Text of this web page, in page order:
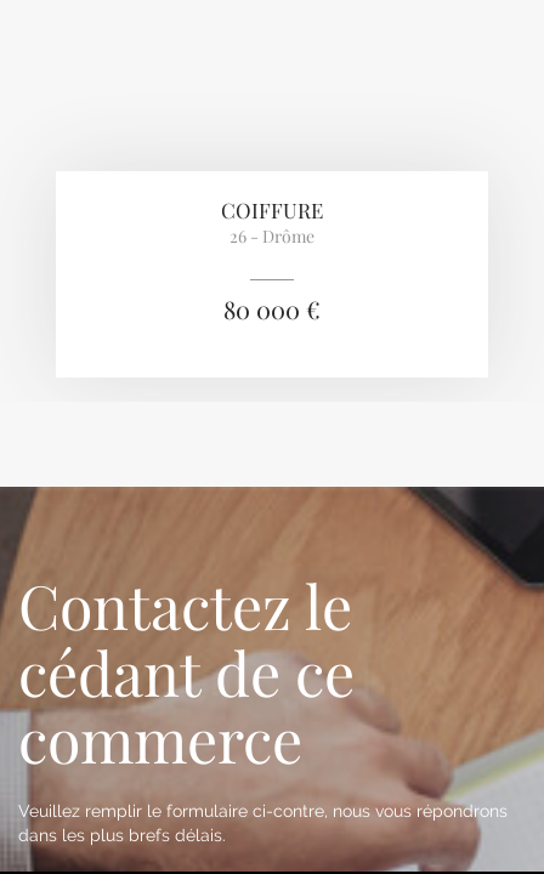
COIFFURE
26 - Drôme
80 000 €
Contactez le
cédant de ce
commerce
Veuillez remplir le formulaire ci-contre, nous vous répondrons
dans les plus brefs délais.